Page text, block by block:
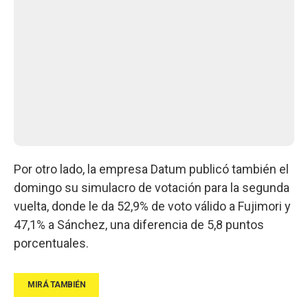
Por otro lado, la empresa Datum publicó también el
domingo su simulacro de votación para la segunda
vuelta, donde le da 52,9% de voto válido a Fujimori y
47,1% a Sánchez, una diferencia de 5,8 puntos
porcentuales.